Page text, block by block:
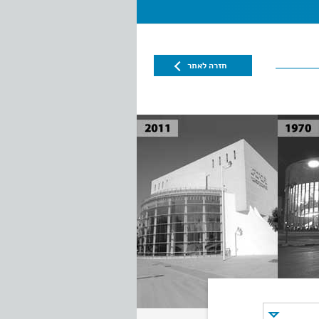
חזרה לאתר